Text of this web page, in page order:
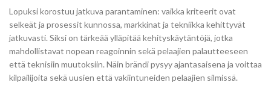
Lopuksi korostuu jatkuva parantaminen: vaikka kriteerit ovat
selkeät ja prosessit kunnossa, markkinat ja tekniikka kehittyvät
jatkuvasti. Siksi on tärkeää ylläpitää kehityskäytäntöjä, jotka
mahdollistavat nopean reagoinnin sekä pelaajien palautteeseen
että teknisiin muutoksiin. Näin brändi pysyy ajantasaisena ja voittaa
kilpailijoita sekä uusien että vakiintuneiden pelaajien silmissä.